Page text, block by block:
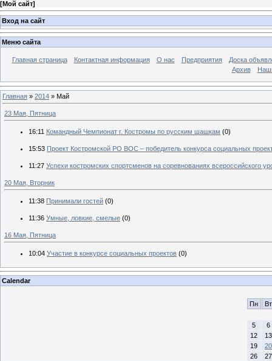
[Мой сайт]
Вход на сайт
Меню сайта
Главная страница Контактная информация О нас Предприятия
Доска
Архив
Главная » 2014 » Май
23 Мая, Пятница
16:11 Командный Чемпионат г. Костромы по русским шашкам (0)
15:53 Проект Костромской РО ВОС – победитель конкурса социальных
11:27 Успехи костромских спортсменов на соревнованиях всероссийского
20 Мая, Вторник
11:38 Принимали гостей (0)
11:36 Умные, ловкие, смелые (0)
16 Мая, Пятница
10:04 Участие в конкурсе социальных проектов (0)
Calendar
Пн Вт
5
6
12
13
19
20
26
27